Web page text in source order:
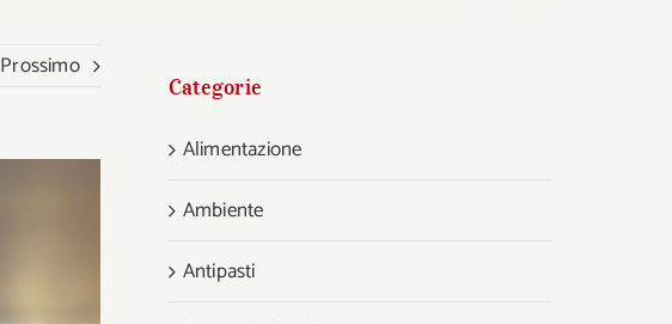
Prossimo
Categorie
Alimentazione
Ambiente
Antipasti